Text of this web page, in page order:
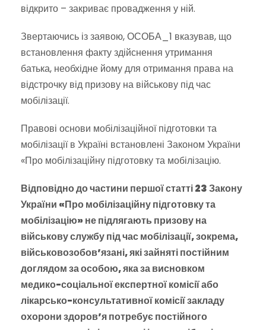
відкрито – закриває провадження у ній.
Звертаючись із заявою, ОСОБА_1 вказував, що
встановлення факту здійснення утримання
батька, необхідне йому для отримання права на
відстрочку від призову на військову під час
мобілізації.
Правові основи мобілізаційної підготовки та
мобілізації в Україні встановлені Законом України
«Про мобілізаційну підготовку та мобілізацію.
Відповідно до частини першої статті 23 Закону
України «Про мобілізаційну підготовку та
мобілізацію» не підлягають призову на
військову службу під час мобілізації, зокрема,
військовозобов’язані, які зайняті постійним
доглядом за особою, яка за висновком
медико-соціальної експертної комісії або
лікарсько-консультативної комісії закладу
охорони здоров’я потребує постійного